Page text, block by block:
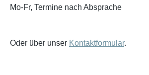
Mo-Fr, Termine nach Absprache
Oder über unser Kontaktformular.